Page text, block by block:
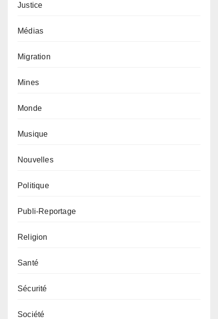
Justice
Médias
Migration
Mines
Monde
Musique
Nouvelles
Politique
Publi-Reportage
Religion
Santé
Sécurité
Société